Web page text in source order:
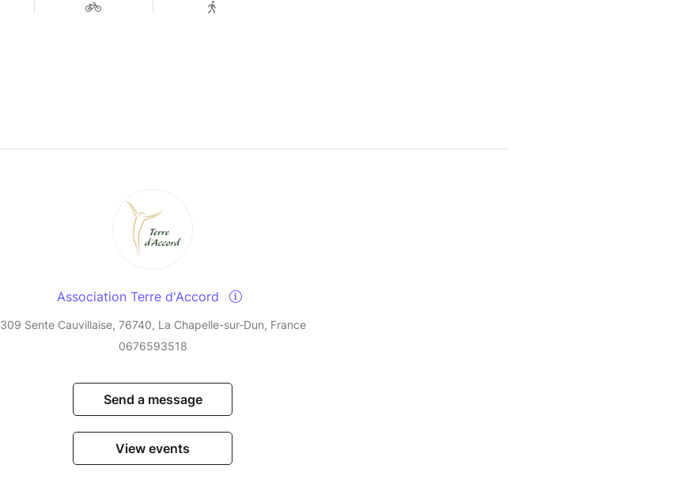
Association Terre d'Accord
309 Sente Cauvillaise, 76740, La Chapelle-sur-Dun, France
0676593518
Send a message
View events